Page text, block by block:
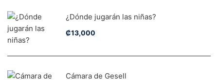
¿Dónde jugarán las niñas?
₡13,000
Cámara de Gesell